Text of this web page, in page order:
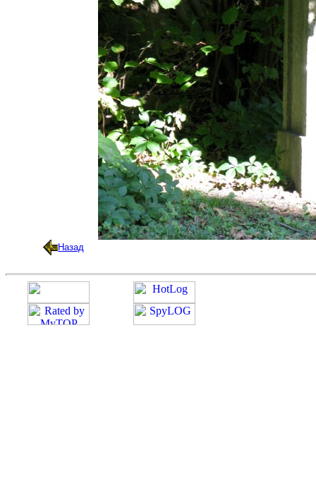
Назад